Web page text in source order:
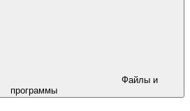
программы